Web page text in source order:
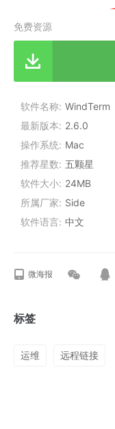
免费资源
软件名称 WindTerm
最新版本
2.6.0
操作系统
Mac
推荐星数
五颗星
软件大小 24MB
所属厂家
Side
软件语言 中文
微海报
标签
运维 远程链接